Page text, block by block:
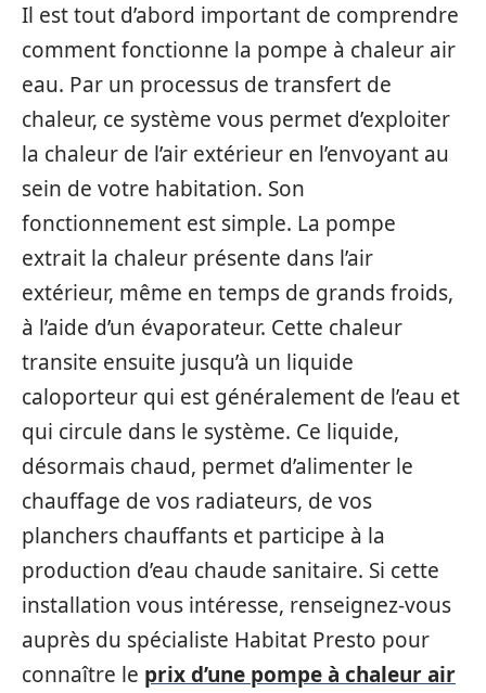
Il est tout d’abord important de comprendre
comment fonctionne la pompe à chaleur air
eau. Par un processus de transfert de
chaleur, ce système vous permet d’exploiter
la chaleur de l’air extérieur en l’envoyant au
sein de votre habitation. Son
fonctionnement est simple. La pompe
extrait la chaleur présente dans l’air
extérieur, même en temps de grands froids,
à l’aide d’un évaporateur. Cette chaleur
transite ensuite jusqu’à un liquide
caloporteur qui est généralement de l’eau et
qui circule dans le système. Ce liquide,
désormais chaud, permet d’alimenter le
chauffage de vos radiateurs, de vos
planchers chauffants et participe à la
production d’eau chaude sanitaire. Si cette
installation vous intéresse, renseignez-vous
auprès du spécialiste Habitat Presto pour
connaître le prix d’une pompe à chaleur air